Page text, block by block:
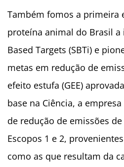
Também fomos a primeira
proteína animal do Brasil a
Based Targets (SBTi) e
metas em redução de
efeito estufa (GEE)
base na Ciência, a
de redução de emissões de
Escopos 1 e 2,
como as que resultam da